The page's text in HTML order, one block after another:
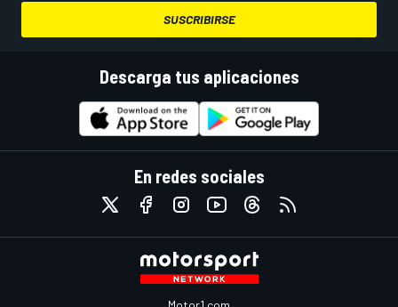
SUSCRIBIRSE
Descarga tus aplicaciones
En redes sociales